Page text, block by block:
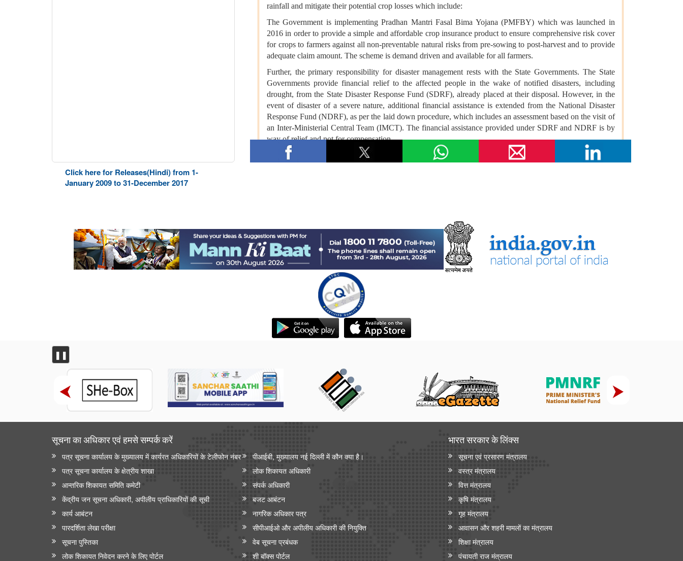
Click here for Releases(Hindi) from 1-
January 2009 to 31-December 2017
❚❚
सूचना का अधिकार एवं हमसे सम्‍पर्क करें
पत्र सूचना कार्यालय के मुख्यालय में कार्यरत अधिकारियों के टेलीफोन नंबर
पीआईबी, मुख्यालय नई दिल्ली में कौन क्या है।
पत्र सूचना कार्यालय के क्षेत्रीय शाखा
लोक शिकायत अधिकारी
आन्‍तरिक शिकायत समिति कमेटी
संपर्क अधिकारी
केंद्रीय जन सूचना अधिकारी, अपीलीय प्राधिकारियों की सूची
बजट आबंटन
कार्य आबंटन
नागरिक अधिकार पत्र
पारदर्शिता लेखा परीक्षा
सीपीआईओ और अपी‍लीय अधिकारी की नियुक्ति
सूचना पुस्तिका
वेब सूचना प्रबंधक
लोक शिकायत निवेदन करने के लिए पोर्टल
शी बॉक्स पोर्टल
भारत सरकार के लिंक्‍स
सूचना एवं प्रसारण मंत्रालय
वस्त्र मंत्रालय
वित्त मंत्रालय
कृषि मंत्रालय
गृह मंत्रालय
आवासन और शहरी मामलों का मंत्रालय
शिक्षा मंत्रालय
पंचायती राज मंत्रालय